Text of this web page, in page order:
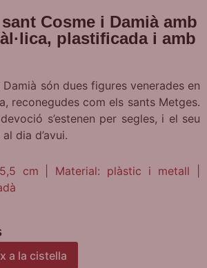
Cosme i Damià amb
plastificada i amb
són dues figures venerades en
reconegudes com els sants Metges.
s’estenen per segles, i el seu
dia d’avui.
cm | Material: plàstic i metall |
a la cistella